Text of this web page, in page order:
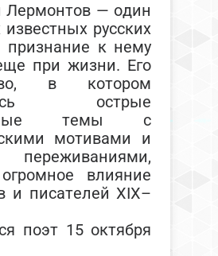
Лермонтов — один
русских
признание к нему
при жизни. Его
в котором
острые
темы с
мотивами и
переживаниями,
влияние
и писателей XIX–
поэт 15 октября